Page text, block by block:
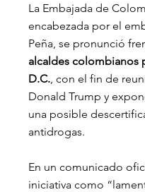
La Embajada de
encabezada por el
Peña, se pronunció
alcaldes colombianos
D.C. , con el fin de
Donald Trump y
una posible
antidrogas.
En un comunicado
iniciativa como